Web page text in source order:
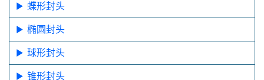
蝶形封头
椭圆封头
球形封头
锥形封头